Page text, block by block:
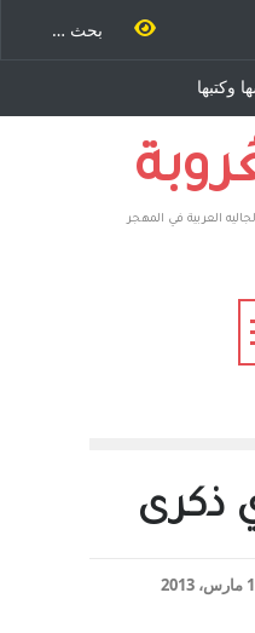
–
العربية في المهجر
ذكرى